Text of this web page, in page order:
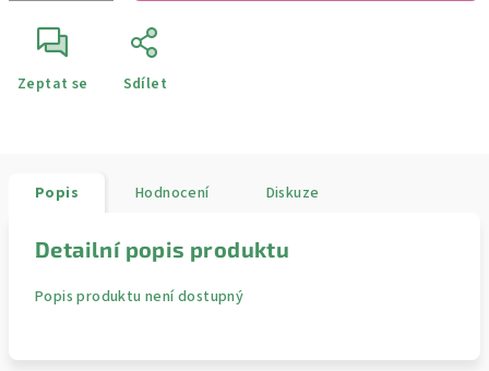
Zeptat se Sdílet
Popis Hodnocení Diskuze
Detailní popis produktu
Popis produktu není dostupný